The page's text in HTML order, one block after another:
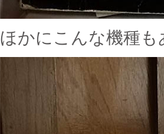
ほかにこんな機種